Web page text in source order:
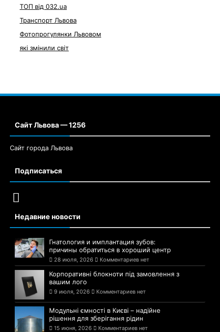
ТОП від 032.ua
Транспорт Львова
Фотопрогулянки Львовом
які змінили світ
Сайт Львова — 1256
Сайт города Львова
Подписаться
Недавние новости
Гнатология и имплантация зубов:
причины обратиться в хороший центр
28 июля, 2026 Комментариев нет
Корпоративні блокноти під замовлення з
вашим лого
9 июля, 2026 Комментариев нет
Модульні ємності в Києві – надійне
рішення для зберігання рідин
15 июня, 2026 Комментариев нет